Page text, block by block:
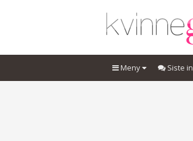
Meny Siste